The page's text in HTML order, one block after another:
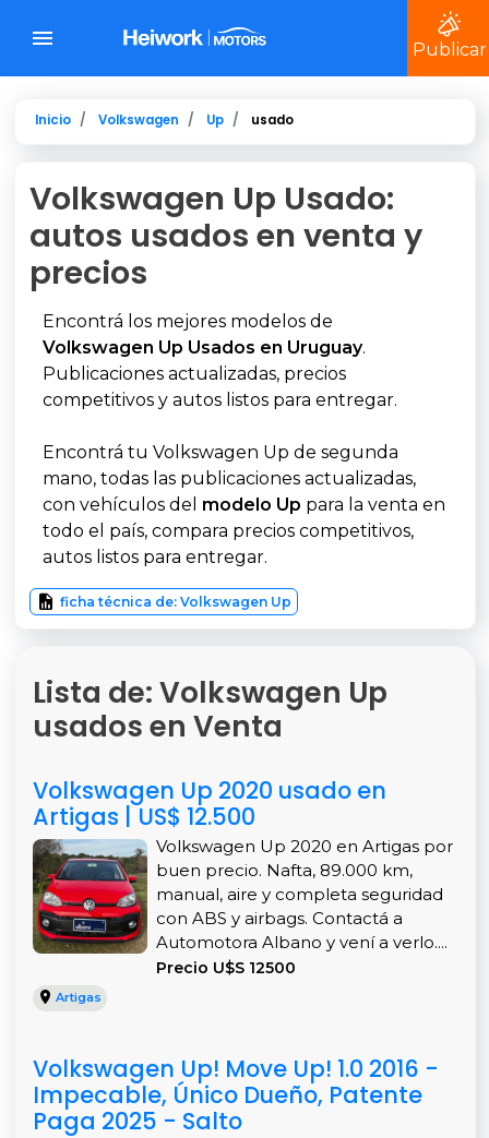
Publicar
Inicio Volkswagen Up usado
Volkswagen Up Usado:
autos usados en venta y
precios
Encontrá los mejores modelos de
Volkswagen Up Usados en Uruguay.
Publicaciones actualizadas, precios
competitivos y autos listos para entregar.
Encontrá tu Volkswagen Up de segunda
mano, todas las publicaciones actualizadas,
con vehículos del modelo Up para la venta en
todo el país, compara precios competitivos,
autos listos para entregar.
ficha técnica de: Volkswagen Up
Lista de: Volkswagen Up
usados en Venta
Volkswagen Up 2020 usado en
Artigas | US$ 12.500
Volkswagen Up 2020 en Artigas por
buen precio. Nafta, 89.000 km,
manual, aire y completa seguridad
con ABS y airbags. Contactá a
Automotora Albano y vení a verlo....
Precio U$S 12500
Artigas
Volkswagen Up! Move Up! 1.0 2016 -
Impecable, Único Dueño, Patente
Paga 2025 - Salto